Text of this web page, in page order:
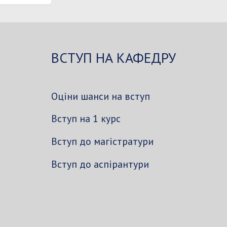
ВСТУП НА КАФЕДРУ
Оціни шанси на вступ
Вступ на 1 курс
Вступ до магістратури
Вступ до аспірантури